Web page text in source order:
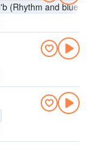
(Rhythm and blues)